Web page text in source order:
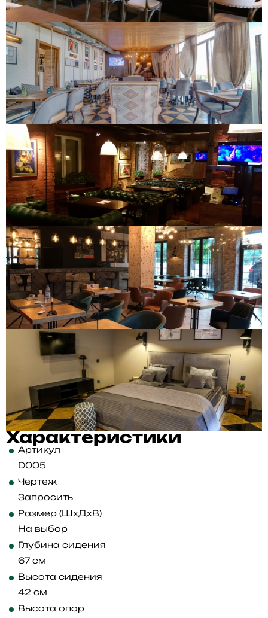
Характеристики
Артикул
D005
Чертеж
Запросить
Размер (ШхДхВ)
На выбор
Глубина сидения
67 см
Высота сидения
42 см
Высота опор